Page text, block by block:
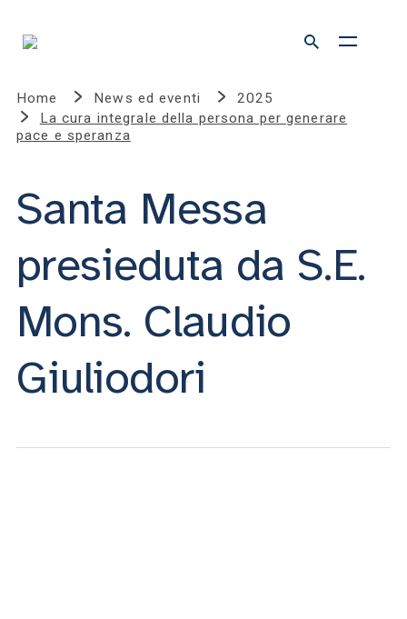
Home News ed eventi
2025
La cura integrale della persona per generare
pace e speranza
Santa Messa
presieduta da S.E.
Mons. Claudio
Giuliodori